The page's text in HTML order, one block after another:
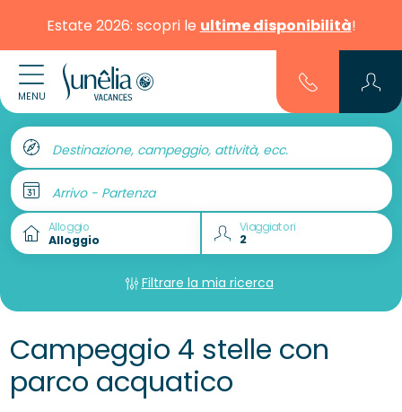
Estate 2026: scopri le ultime disponibilità!
MENU
Destinazione, campeggio, attività, ecc.
Arrivo - Partenza
Alloggio Viaggiatori
Filtrare la mia ricerca
Campeggio 4 stelle con
parco acquatico